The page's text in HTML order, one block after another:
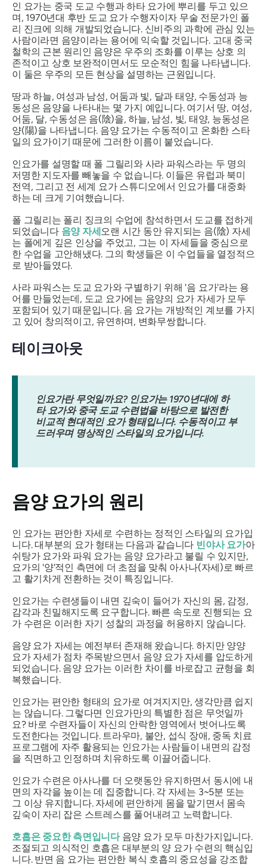
인 요가는 중국 도교 수행과 하타 요가에 뿌리를 두고 있으
며, 1970년대 후반 도교 요가 수행자이자 무술 전문가인 폴
리 진크에 의해 개발되었습니다. 신비주의 과학에 관심 있는
사람이라면 음양이라는 용어에 익숙할 것입니다. 고대 중국
철학의 근본 원리인 음양은 우주의 조화를 이루는 상호 의
존적이고 상호 보완적이면서도 모순적인 힘을 나타냅니다.
이 둘은 우주의 모든 현상을 설명하는 근원입니다.
땅과 하늘, 여성과 남성, 어둠과 빛, 달과 태양, 수동성과 능
동성은 음양을 나타내는 몇 가지 예입니다. 여기서 땅, 여성,
어둠, 달, 수동성은 음(陰)을, 하늘, 남성, 빛, 태양, 능동성은
양(陽)을 나타냅니다. 음양 요가는 수동적이고 온화한 스타
일의 요가이기 때문에 그러한 이름이 붙었습니다.
인요가를 설명할 때 폴 그릴리와 사라 파워스라는 두 명의
저명한 지도자를 빼놓을 수 없습니다. 이들은 유럽과 북미
전역, 그리고 전 세계 요가 스튜디오에서 인요가를 대중화
하는 데 크게 기여했습니다.
폴 그릴리는 폴리 징크의 수업에 참석하면서 도교를 접하게
되었습니다 음양 자세오랜 시간 동안 유지되는 음(陰) 자세
는 폴에게 깊은 인상을 주었고, 그는 이 자세들을 중심으로
한 수업을 고안해냈다. 그의 학생들은 이 수업들을 열정적으
로 받아들였다.
사라 파워스는 도교 요가와 구별하기 위해 '음 요가'라는 용
어를 만들었는데, 도교 요가에는 음양의 요가 자세가 모두
포함되어 있기 때문입니다. 음 요가는 개방적인 계보를 가지
고 있어 창의적이고, 유연하며, 변화무쌍합니다.
테이크아웃
인요가란 무엇일까요? 인요가는 1970년대에 하
타 요가와 중국 도교 수련법을 바탕으로 발전한
비교적 현대적인 요가 형태입니다. 수동적이고 부
드러우며 명상적인 스타일의 요가입니다.
음양 요가의 원리
인 요가는 편안한 자세로 수련하는 정적인 스타일의 요가입
니다. 대부분의 요가 형태는 다음과 같습니다 빈야사 요가아
쉬탕가 요가와 파워 요가는 음양 요가라고 불릴 수 있지만,
요가의 '양'적인 측면에 더 초점을 맞춰 아사나(자세)로 빠르
고 활기차게 전환하는 것이 특징입니다.
인요가는 수련생들이 내면 깊숙이 들어가 자신의 몸, 감정,
감각과 친밀해지도록 요구합니다. 빠른 속도로 진행되는 요
가 수련은 이러한 자기 성찰의 과정을 허용하지 않습니다.
음양 요가 자세는 예전부터 존재해 왔습니다. 하지만 양양
요가 자세가 점차 주목받으면서 음양 요가 자세를 압도하게
되었습니다. 음양 요가는 이러한 차이를 바로잡고 균형을 회
복했습니다.
인요가는 편안한 형태의 요가로 여겨지지만, 생각만큼 쉽지
는 않습니다. 그렇다면 인요가만의 특별한 점은 무엇일까
요? 바로 수련자들이 자신의 안락한 영역에서 벗어나도록
도전한다는 것입니다. 트라우마, 불안, 섭식 장애, 중독 치료
프로그램에 자주 활용되는 인요가는 사람들이 내면의 감정
을 직면하고 인정하며 치유하도록 이끌어줍니다.
인요가 수련은 아사나를 더 오랫동안 유지하면서 동시에 내
면의 자각을 높이는 데 집중합니다. 각 자세는 3~5분 또는
그 이상 유지합니다. 자세에 편안하게 몸을 맡기면서 몸속
깊숙이 자리 잡은 스트레스를 풀어내려고 노력합니다.
호흡은 중요한 측면입니다음양 요가 모두 마찬가지입니다.
조절되고 의식적인 호흡은 대부분의 양 요가 수련의 핵심입
니다. 반면 음 요가는 편안한 복식 호흡의 중요성을 강조합